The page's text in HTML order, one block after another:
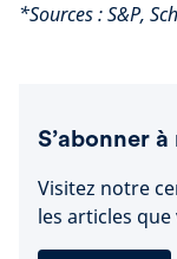
*Sources : S&P,
S’abonner
Visitez notre
les articles